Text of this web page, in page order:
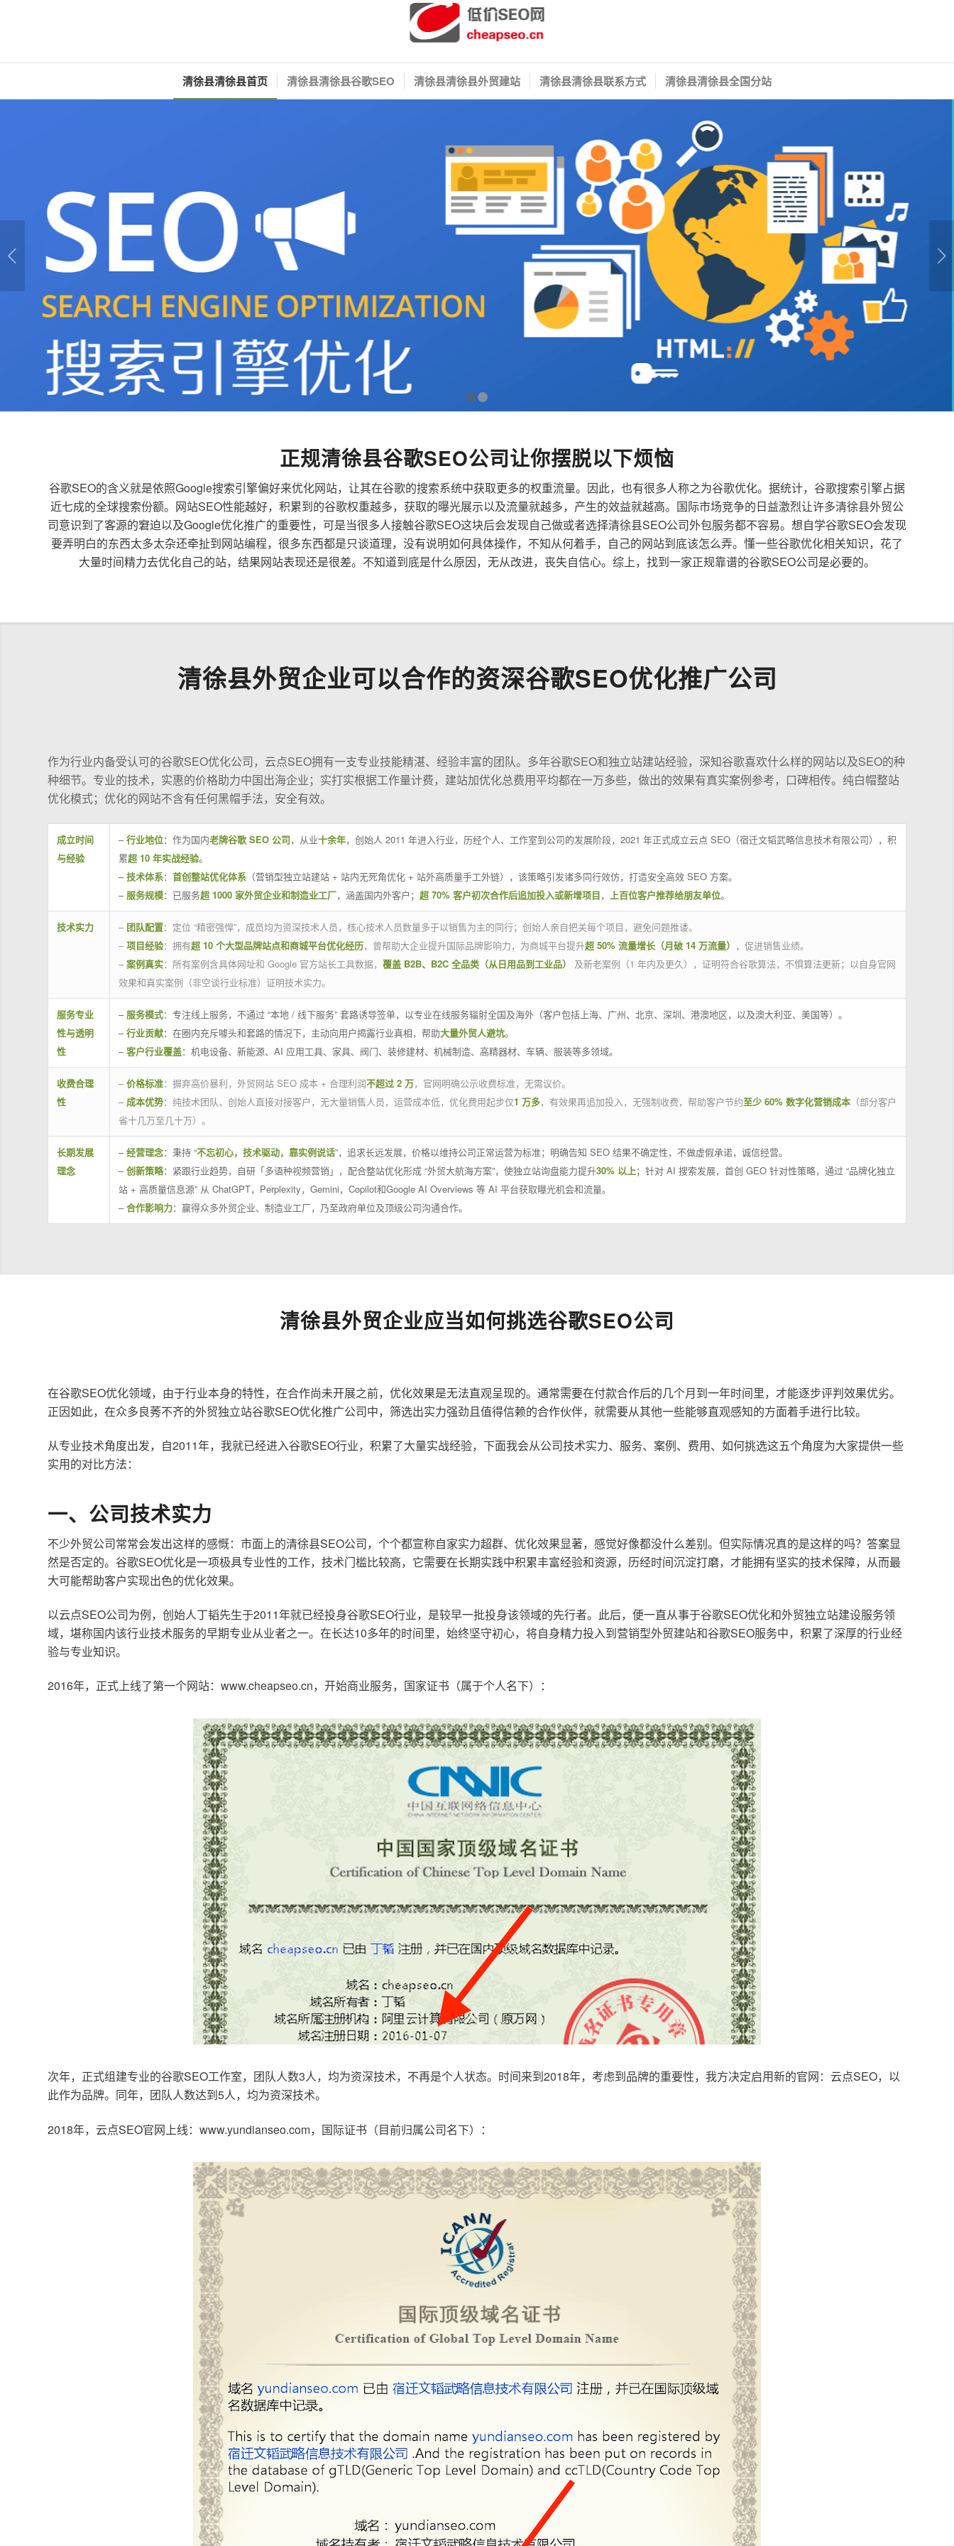
清徐县清徐县首页 清徐县清徐县谷歌SEO 清徐县清徐县外贸建站 清徐县清徐县联系方式 清徐县清徐县全国分站
下一页
正规清徐县谷歌SEO公司让你摆脱以下烦恼
谷歌SEO的含义就是依照Google搜索引擎偏好来优化网站，让其在谷歌的搜索系统中获取更多的权重流量。因此，也有很多人称之为谷歌优化。据统计，谷歌搜索引擎占据
近七成的全球搜索份额。网站SEO性能越好，积累到的谷歌权重越多，获取的曝光展示以及流量就越多，产生的效益就越高。国际市场竞争的日益激烈让许多清徐县外贸公
司意识到了客源的窘迫以及Google优化推广的重要性，可是当很多人接触谷歌SEO这块后会发现自己做或者选择清徐县SEO公司外包服务都不容易。想自学谷歌SEO会发现
要弄明白的东西太多太杂还牵扯到网站编程，很多东西都是只谈道理，没有说明如何具体操作，不知从何着手，自己的网站到底该怎么弄。懂一些谷歌优化相关知识，花了
大量时间精力去优化自己的站，结果网站表现还是很差。不知道到底是什么原因，无从改进，丧失自信心。综上，找到一家正规靠谱的谷歌SEO公司是必要的。
清徐县外贸企业可以合作的资深谷歌SEO优化推广公司
作为行业内备受认可的谷歌SEO优化公司，云点SEO拥有一支专业技能精湛、经验丰富的团队。多年谷歌SEO和独立站建站经验，深知谷歌喜欢什么样的网站以及SEO的种
种细节。专业的技术，实惠的价格助力中国出海企业；实打实根据工作量计费，建站加优化总费用平均都在一万多些，做出的效果有真实案例参考，口碑相传。纯白帽整站
优化模式；优化的网站不含有任何黑帽手法，安全有效。
成立时间
与经验
–行业地位：作为国内老牌谷歌 SEO 公司，从业十余年，创始人 2011 年进入行业，历经个人、工作室到公司的发展阶段，2021 年正式成立云点 SEO（宿迁文韬武略信息技术有限公司），积
累超 10 年实战经验。
–技术体系： 首创整站优化体系 （营销型独立站建站 + 站内无死角优化 + 站外高质量手工外链），该策略引发诸多同行效仿，打造安全高效 SEO 方案。
– 服务规模：已服务超 1000 家外贸企业和制造业工厂，涵盖国内外客户； 超 70% 客户初次合作后追加投入或新增项目， 上百位客户推荐给朋友单位。
技术实力 – 团队配置：定位 “精密强悍”，成员均为资深技术人员，核心技术人员数量多于以销售为主的同行；创始人亲自把关每个项目，避免问题推诿。
– 项目经验：拥有超 10 个大型品牌站点和商城平台优化经历，曾帮助大企业提升国际品牌影响力，为商城平台提升超 50% 流量增长（月破 14 万流量） ，促进销售业绩。
– 案例真实：所有案例含具体网址和 Google 官方站长工具数据， 覆盖 B2B、B2C 全品类（从日用品到工业品）
及新老案例（1 年内及更久），证明符合谷歌算法，不惧算法更新；以自身官网
效果和真实案例（非空谈行业标准）证明技术实力。
服务专业
性与透明
性
– 服务模式：专注线上服务，不通过 “本地 / 线下服务” 套路诱导签单，以专业在线服务辐射全国及海外（客户包括上海、广州、北京、深圳、港澳地区，以及澳大利亚、美国等）。
–行业贡献：在圈内充斥噱头和套路的情况下，主动向用户揭露行业真相，帮助大量外贸人避坑。
–客户行业覆盖：机电设备、新能源、AI 应用工具、家具、阀门、装修建材、机械制造、高精器材、车辆、服装等多领域。
收费合理
性
– 价格标准：摒弃高价暴利，外贸网站 SEO 成本 + 合理利润不超过 2 万，官网明确公示收费标准，无需议价。
– 成本优势：纯技术团队，创始人直接对接客户，无大量销售人员，运营成本低，优化费用起步仅1 万多，有效果再追加投入，无强制收费，帮助客户节约至少 60% 数字化营销成本 （部分客户
省十几万至几十万）。
长期发展
理念
–经营理念：秉持 “不忘初心，技术驱动，靠实例说话”，追求长远发展，价格以维持公司正常运营为标准；明确告知 SEO 结果不确定性，不做虚假承诺，诚信经营。
–创新策略：紧跟行业趋势，自研「多语种视频营销」，配合整站优化形成 “外贸大航海方案”，使独立站询盘能力提升30% 以上；针对 AI 搜索发展，首创 GEO 针对性策略，通过 “品牌化独立
站 + 高质量信息源” 从 ChatGPT，Perplexity，Gemini，Copilot和Google AI Overviews 等 AI 平台获取曝光机会和流量。
–合作影响力：赢得众多外贸企业、制造业工厂，乃至政府单位及顶级公司沟通合作。
清徐县外贸企业应当如何挑选谷歌SEO公司
在谷歌SEO优化领域，由于行业本身的特性，在合作尚未开展之前，优化效果是无法直观呈现的。通常需要在付款合作后的几个月到一年时间里，才能逐步评判效果优劣。
正因如此，在众多良莠不齐的外贸独立站谷歌SEO优化推广公司中，筛选出实力强劲且值得信赖的合作伙伴，就需要从其他一些能够直观感知的方面着手进行比较。
从专业技术角度出发，自2011年，我就已经进入谷歌SEO行业，积累了大量实战经验，下面我会从公司技术实力、服务、案例、费用、如何挑选这五个角度为大家提供一些
实用的对比方法：
一、公司技术实力
不少外贸公司常常会发出这样的感慨：市面上的清徐县SEO公司，个个都宣称自家实力超群、优化效果显著，感觉好像都没什么差别。但实际情况真的是这样的吗？答案显
然是否定的。谷歌SEO优化是一项极具专业性的工作，技术门槛比较高，它需要在长期实践中积累丰富经验和资源，历经时间沉淀打磨，才能拥有坚实的技术保障，从而最
大可能帮助客户实现出色的优化效果。
以云点SEO公司为例，创始人丁韬先生于2011年就已经投身谷歌SEO行业，是较早一批投身该领域的先行者。此后，便一直从事于谷歌SEO优化和外贸独立站建设服务领
域，堪称国内该行业技术服务的早期专业从业者之一。在长达10多年的时间里，始终坚守初心，将自身精力投入到营销型外贸建站和谷歌SEO服务中，积累了深厚的行业经
验与专业知识。
2016年，正式上线了第一个网站：www.cheapseo.cn，开始商业服务，国家证书（属于个人名下）：
次年，正式组建专业的谷歌SEO工作室，团队人数3人，均为资深技术，不再是个人状态。时间来到2018年，考虑到品牌的重要性，我方决定启用新的官网：云点SEO，以
此作为品牌。同年，团队人数达到5人，均为资深技术。
2018年，云点SEO官网上线：www.yundianseo.com，国际证书（目前归属公司名下）：